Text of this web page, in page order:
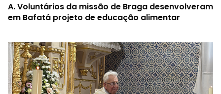
A.Voluntários da missão de Braga desenvolveram
em Bafatá projeto de educação alimentar